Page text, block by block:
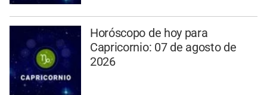
Horóscopo de hoy para
Capricornio: 07 de agosto de
2026